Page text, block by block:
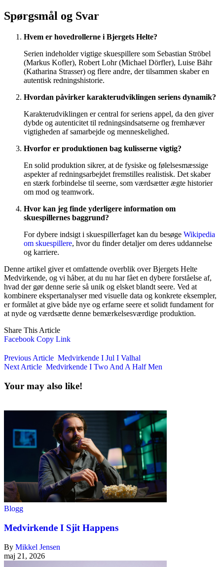
Spørgsmål og Svar
Hvem er hovedrollerne i Bjergets Helte?
Serien indeholder vigtige skuespillere som Sebastian Ströbel
(Markus Kofler), Robert Lohr (Michael Dörfler), Luise Bähr
(Katharina Strasser) og flere andre, der tilsammen skaber en
autentisk redningshistorie.
Hvordan påvirker karakterudviklingen seriens dynamik?
Karakterudviklingen er central for seriens appel, da den giver
dybde og autenticitet til redningsindsatserne og fremhæver
vigtigheden af samarbejde og menneskelighed.
Hvorfor er produktionen bag kulisserne vigtig?
En solid produktion sikrer, at de fysiske og følelsesmæssige
aspekter af redningsarbejdet fremstilles realistisk. Det skaber
en stærk forbindelse til seerne, som værdsætter ægte historier
om mod og teamwork.
Hvor kan jeg finde yderligere information om
skuespillernes baggrund?
For dybere indsigt i skuespillerfaget kan du besøge Wikipedia
om skuespillere, hvor du finder detaljer om deres uddannelse
og karriere.
Denne artikel giver et omfattende overblik over Bjergets Helte
Medvirkende, og vi håber, at du nu har fået en dybere forståelse af,
hvad der gør denne serie så unik og elsket blandt seere. Ved at
kombinere ekspertanalyser med visuelle data og konkrete eksempler,
er formålet at give både nye og erfarne seere et solidt fundament for
at nyde og værdsætte denne bemærkelsesværdige produktion.
Share This Article
Facebook Copy Link
Previous Article Medvirkende I Jul I Valhal
Next Article Medvirkende I Two And A Half Men
Your may also like!
Blogg
Medvirkende I Sjit Happens
By Mikkel Jensen
maj 21, 2026